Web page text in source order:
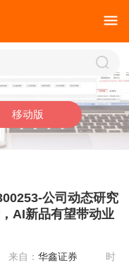
公司动态研究
AI新品有望带动业
来自：华鑫证券
时